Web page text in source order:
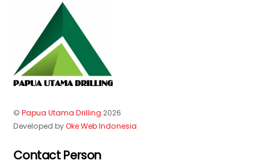
©Papua Utama Drilling 2026
Developed byOke Web Indonesia
Contact Person